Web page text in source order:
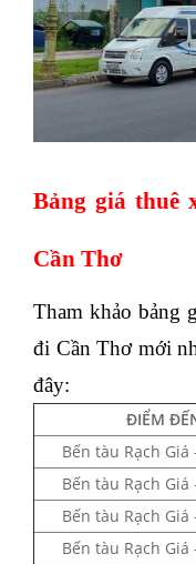
Bảng giá thuê
Cần Thơ
Tham khảo bảng
đi Cần Thơ mới
đây:
ĐIỂM
Bến tàu Rạch Giá
Bến tàu Rạch Giá
Bến tàu Rạch Giá
Bến tàu Rạch Giá